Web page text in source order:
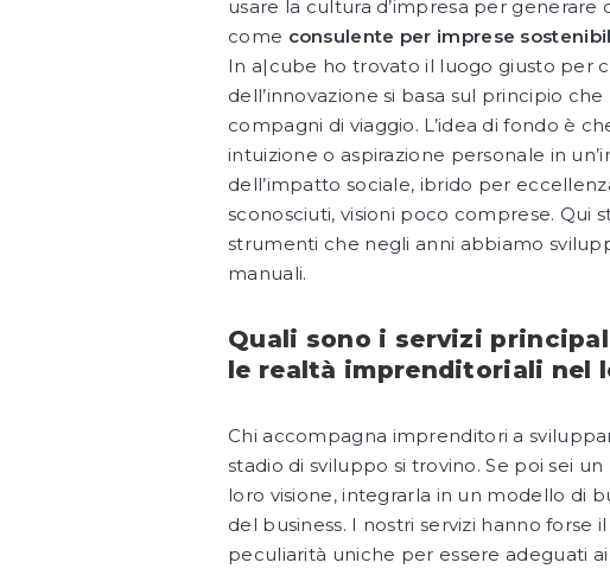
usare la cultura d’impresa per
come consulente per imprese
In a|cube ho trovato il luogo giusto per
dell’innovazione si basa sul principio
compagni di viaggio. L’idea di fondo è
intuizione o aspirazione personale in
dell’impatto sociale, ibrido per
sconosciuti, visioni poco comprese. Qui
strumenti che negli anni abbiamo
manuali.
Quali sono i servizi
le realtà imprenditoriali nel
Chi accompagna imprenditori a
stadio di sviluppo si trovino. Se poi sei un
loro visione, integrarla in un modello di
del business. I nostri servizi hanno
peculiarità uniche per essere adeguati